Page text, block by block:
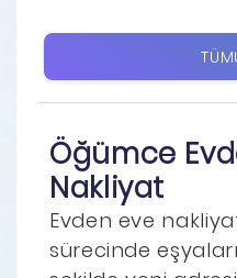
Öğümce
Nakliyat
Evden eve
sürecinde